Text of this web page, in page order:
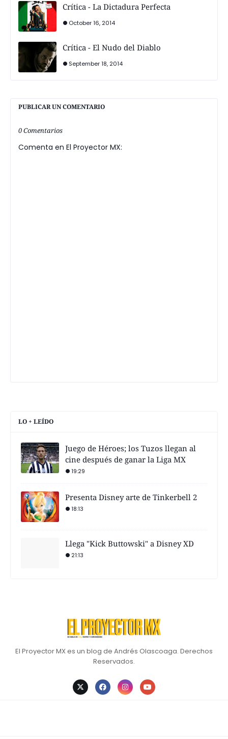
Crítica - La Dictadura Perfecta
October 16, 2014
Crítica - El Nudo del Diablo
September 18, 2014
PUBLICAR UN COMENTARIO
0 Comentarios
Comenta en El Proyector MX:
LO + LEÍDO
Juego de Héroes; los Tuzos llegan al
cine después de ganar la Liga MX
19:29
Presenta Disney arte de Tinkerbell 2
18:13
Llega "Kick Buttowski" a Disney XD
21:13
El Proyector MX es un blog de Andrés Olascoaga. Derechos
Reservados.